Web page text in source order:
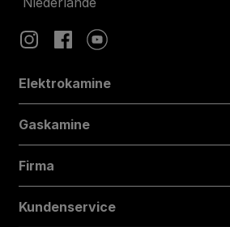
Elektrokamine
Gaskamine
Firma
Kundenservice